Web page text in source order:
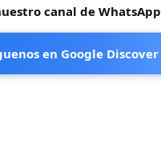
canal de WhatsApp
en Google Discover